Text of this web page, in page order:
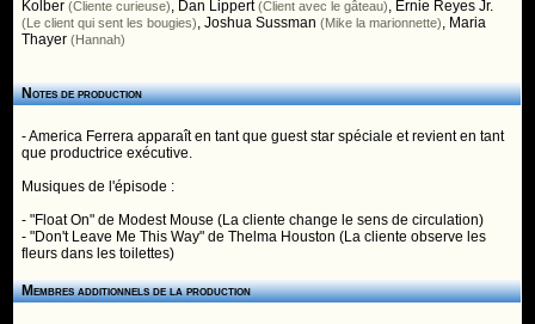
Kolber (Cliente curieuse), Dan Lippert (Client avec le gâteau), Ernie Reyes Jr.
(Le client qui sent les bougies),Joshua Sussman (Mike la marionnette), Maria
Thayer (Hannah)
Notes de production
- America Ferrera apparaît en tant que guest star spéciale et revient en tant
que productrice exécutive.
Musiques de l'épisode :
- "Float On" de Modest Mouse (La cliente change le sens de circulation)
- "Don't Leave Me This Way" de Thelma Houston (La cliente observe les
fleurs dans les toilettes)
Membres additionnels de la production